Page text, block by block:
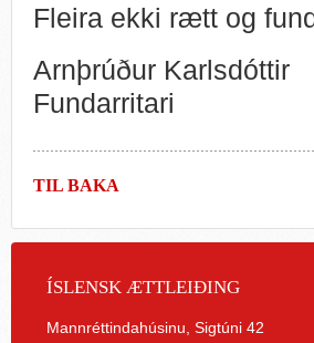
Fleira ekki rætt og
Arnþrúður Karlsdóttir
Fundarritari
TIL BAKA
ÍSLENSK ÆTTLEIÐING
Mannréttindahúsinu, Sigtúni 42